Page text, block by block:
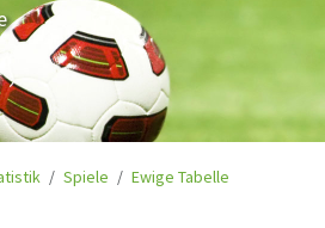
Spiele
Ewige Tabelle